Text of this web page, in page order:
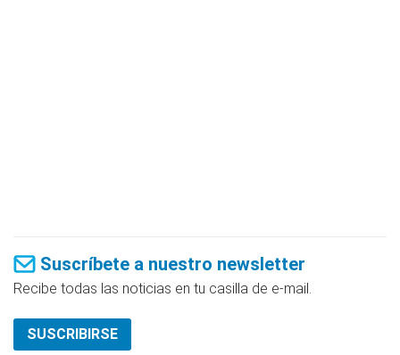
Suscríbete a nuestro newsletter
Recibe todas las noticias en tu casilla de e-mail.
SUSCRIBIRSE